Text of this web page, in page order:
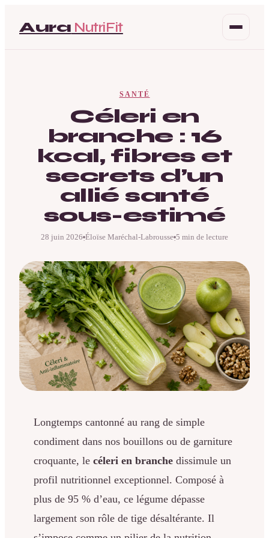
Aura NutriFit
Bien-être
Mode
SANTÉ
Céleri en
branche : 16
kcal, fibres et
secrets d’un
allié santé
sous-estimé
28 juin 2026·Éloïse Maréchal-Labrousse·5 min de lecture
Longtemps cantonné au rang de simple
condiment dans nos bouillons ou de garniture
croquante, le céleri en branche dissimule un
profil nutritionnel exceptionnel. Composé à
plus de 95 % d’eau, ce légume dépasse
largement son rôle de tige désaltérante. Il